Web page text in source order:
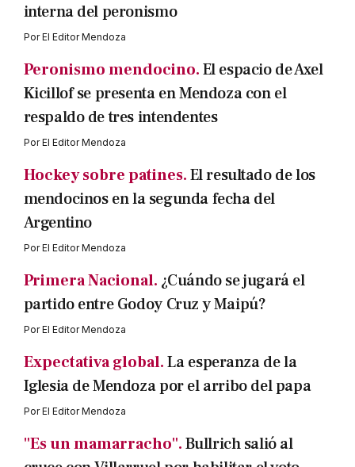
interna del peronismo
PorEl Editor Mendoza
Peronismo mendocino.El espacio de Axel
Kicillof se presenta en Mendoza con el
respaldo de tres intendentes
PorEl Editor Mendoza
Hockey sobre patines.El resultado de los
mendocinos en la segunda fecha del
Argentino
PorEl Editor Mendoza
Primera Nacional. ¿Cuándo se jugará el
partido entre Godoy Cruz y Maipú?
PorEl Editor Mendoza
Expectativa global.La esperanza de la
Iglesia de Mendoza por el arribo del papa
PorEl Editor Mendoza
"Es un mamarracho".Bullrich salió al